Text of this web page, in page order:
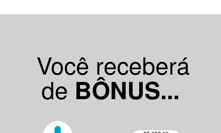
Você receberá
de BÔNUS...